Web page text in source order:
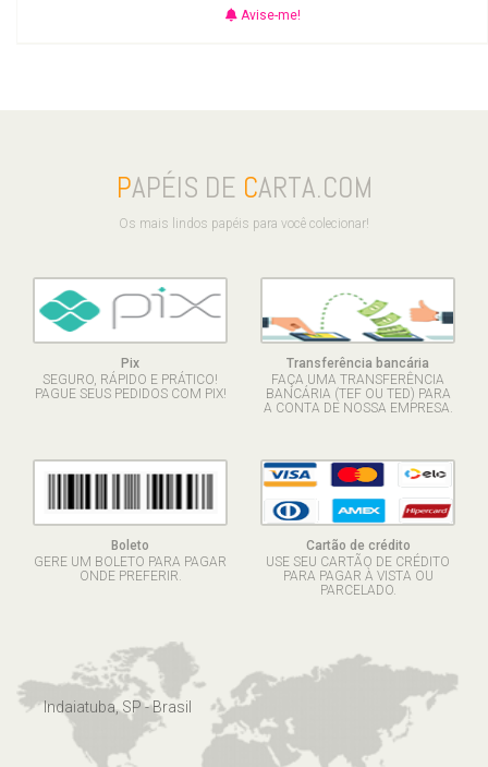
Avise-me!
PAPÉIS DE CARTA.COM
Os mais lindos papéis para você colecionar!
Pix
SEGURO, RÁPIDO E PRÁTICO!
PAGUE SEUS PEDIDOS COM PIX!
Transferência bancária
FAÇA UMA TRANSFERÊNCIA
BANCÁRIA (TEF OU TED) PARA
A CONTA DE NOSSA EMPRESA.
Boleto
GERE UM BOLETO PARA PAGAR
ONDE PREFERIR.
Cartão de crédito
USE SEU CARTÃO DE CRÉDITO
PARA PAGAR À VISTA OU
PARCELADO.
Indaiatuba, SP - Brasil